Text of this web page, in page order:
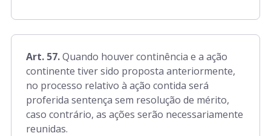
Art. 57.Quando houver continência e a ação
continente tiver sido proposta anteriormente,
no processo relativo à ação contida será
proferida sentença sem resolução de mérito,
caso contrário, as ações serão necessariamente
reunidas.